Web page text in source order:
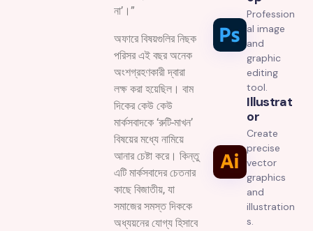
না’।”
অফারে বিষয়গুলির নিছক
পরিসর এই বছর অনেক
অংশগ্রহণকারী দ্বারা
লক্ষ করা হয়েছিল। বাম
দিকের কেউ কেউ
মার্কসবাদকে ‘রুটি-মাখন’
বিষয়ের মধ্যে নামিয়ে
আনার চেষ্টা করে। কিন্তু
এটি মার্কসবাদের চেতনার
কাছে বিজাতীয়, যা
সমাজের সমস্ত দিককে
অধ্যয়নের যোগ্য হিসাবে
Profession
al image
and
graphic
editing
tool.
Illustrat
Or
Create
precise
vector
graphics
and
illustration
s.